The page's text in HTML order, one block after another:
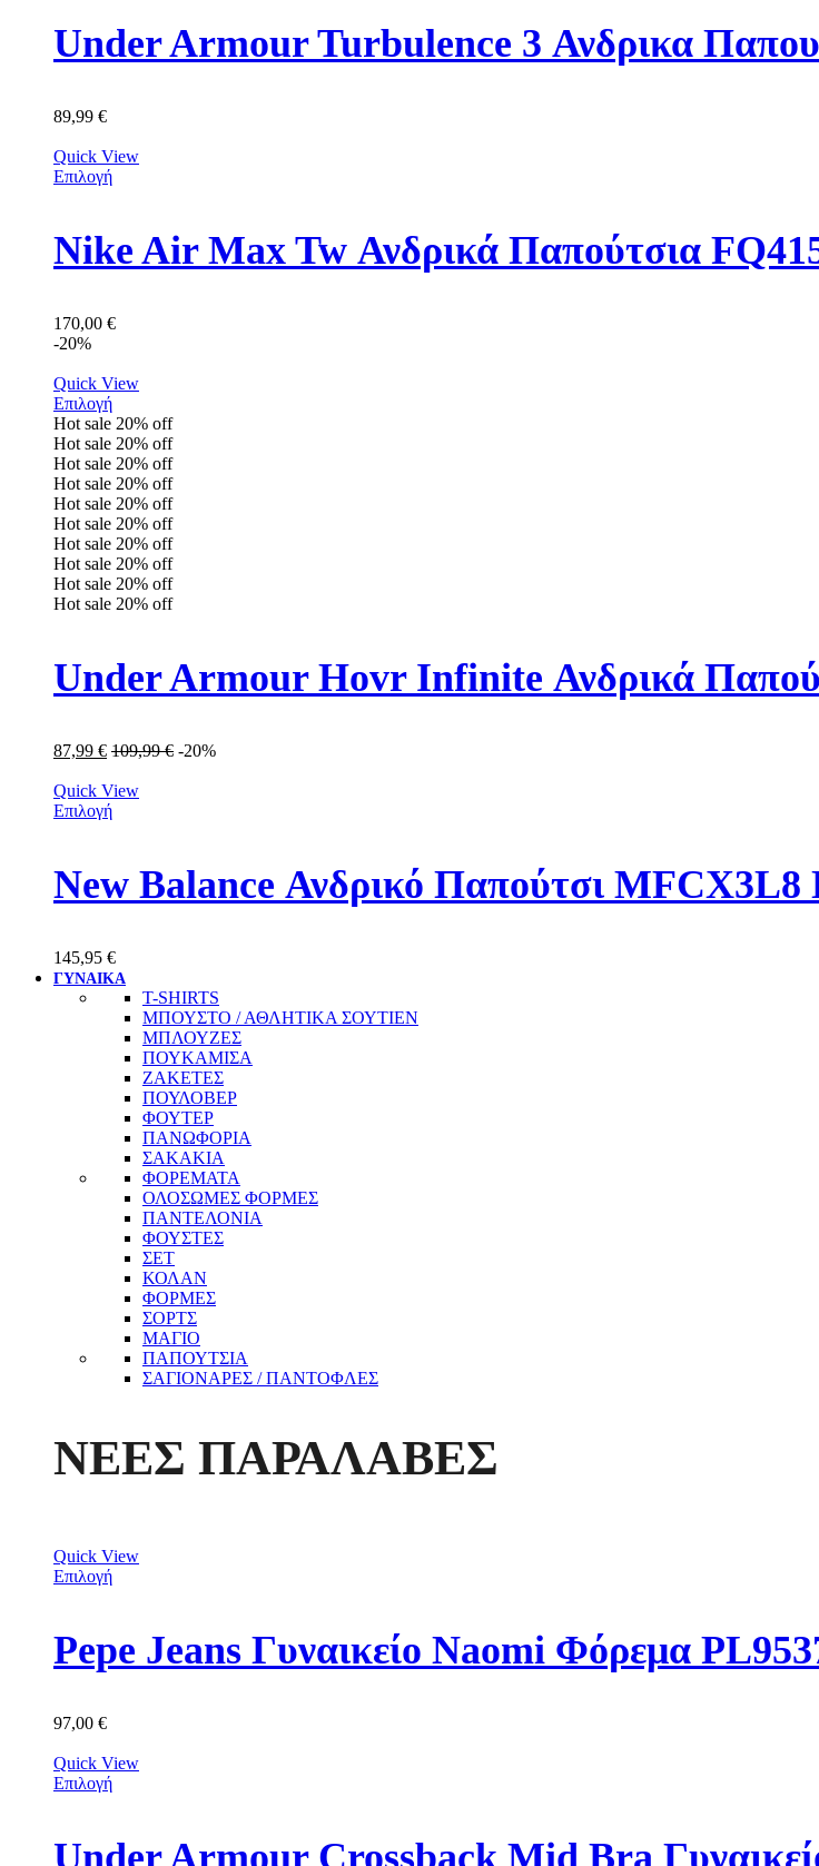
Under Armour Turbulence 3 Ανδρικα
89,99 €
Quick View
Επιλογή
Nike Air Max Tw Ανδρικά Παπούτσια
170,00 €
-20%
Quick View
Επιλογή
Hot sale 20% off
Hot sale 20% off
Hot sale 20% off
Hot sale 20% off
Hot sale 20% off
Hot sale 20% off
Hot sale 20% off
Hot sale 20% off
Hot sale 20% off
Hot sale 20% off
Under Armour Hovr Infinite Ανδρικά
87,99 € 109,99€ -20%
Quick View
Επιλογή
New Balance Ανδρικό Παπούτσι MFCX3L8
145,95 €
ΓΥΝΑΙΚΑ
T-SHIRTS
ΜΠΟΥΣΤΟ / ΑΘΛΗΤΙΚΑ ΣΟΥΤΙΕΝ
ΜΠΛΟΥΖΕΣ
ΠΟΥΚΑΜΙΣΑ
ΖΑΚΕΤΕΣ
ΠΟΥΛΟΒΕΡ
ΦΟΥΤΕΡ
ΠΑΝΩΦΟΡΙΑ
ΣΑΚΑΚΙΑ
ΦΟΡΕΜΑΤΑ
ΟΛΟΣΩΜΕΣ ΦΟΡΜΕΣ
ΠΑΝΤΕΛΟΝΙΑ
ΦΟΥΣΤΕΣ
ΣΕΤ
ΚΟΛΑΝ
ΦΟΡΜΕΣ
ΣΟΡΤΣ
ΜΑΓΙΟ
ΠΑΠΟΥΤΣΙΑ
ΣΑΓΙΟΝΑΡΕΣ / ΠΑΝΤΟΦΛΕΣ
ΝΕΕΣ ΠΑΡΑΛΑΒΕΣ
Quick View
Επιλογή
Pepe Jeans Γυναικείο Naomi Φόρεμα
97,00 €
Quick View
Επιλογή